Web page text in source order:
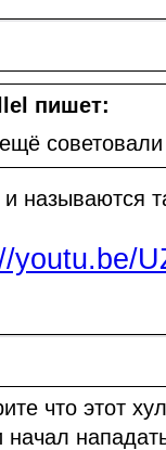
пишет:
советовали
и называются
youtu.be/
что этот
начал